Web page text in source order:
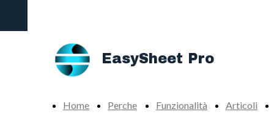
EasySheet Pro
Home Perche Funzionalità Articoli